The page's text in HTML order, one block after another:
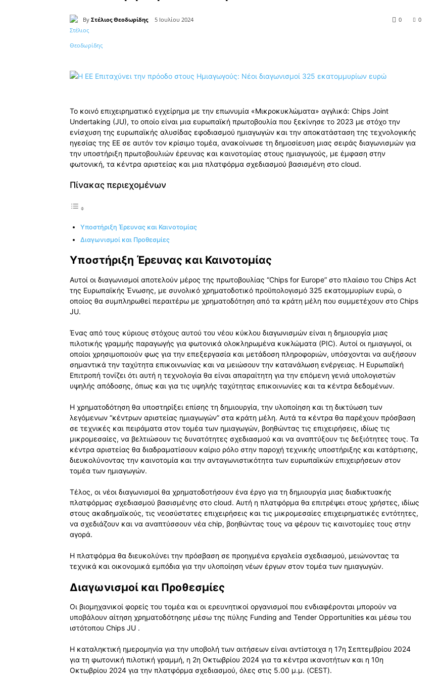
By Στέλιος Θεοδωρίδης 5 Ιουλίου 2024 0
0
Κοινοποίηση
Το κοινό επιχειρηματικό εγχείρημα με την επωνυμία «Μικροκυκλώματα» αγγλικά: Chips Joint
Undertaking (JU), το οποίο είναι μια ευρωπαϊκή πρωτοβουλία που ξεκίνησε το 2023 με στόχο την
ενίσχυση της ευρωπαϊκής αλυσίδας εφοδιασμού ημιαγωγών και την αποκατάσταση της τεχνολογικής
ηγεσίας της ΕΕ σε αυτόν τον κρίσιμο τομέα, ανακοίνωσε τη δημοσίευση μιας σειράς διαγωνισμών για
την υποστήριξη πρωτοβουλιών έρευνας και καινοτομίας στους ημιαγωγούς, με έμφαση στην
φωτονική, τα κέντρα αριστείας και μια πλατφόρμα σχεδιασμού βασισμένη στο cloud.
Πίνακας περιεχομένων
Υποστήριξη Έρευνας και Καινοτομίας
Διαγωνισμοί και Προθεσμίες
Υποστήριξη Έρευνας και Καινοτομίας
Αυτοί οι διαγωνισμοί αποτελούν μέρος της πρωτοβουλίας “Chips for Europe” στο πλαίσιο του Chips Act
της Ευρωπαϊκής Ένωσης, με συνολικό χρηματοδοτικό προϋπολογισμό 325 εκατομμυρίων ευρώ, ο
οποίος θα συμπληρωθεί περαιτέρω με χρηματοδότηση από τα κράτη μέλη που συμμετέχουν στο Chips
JU.
Ένας από τους κύριους στόχους αυτού του νέου κύκλου διαγωνισμών είναι η δημιουργία μιας
πιλοτικής γραμμής παραγωγής για φωτονικά ολοκληρωμένα κυκλώματα (PIC). Αυτοί οι ημιαγωγοί, οι
οποίοι χρησιμοποιούν φως για την επεξεργασία και μετάδοση πληροφοριών, υπόσχονται να αυξήσουν
σημαντικά την ταχύτητα επικοινωνίας και να μειώσουν την κατανάλωση ενέργειας. Η Ευρωπαϊκή
Επιτροπή τονίζει ότι αυτή η τεχνολογία θα είναι απαραίτητη για την επόμενη γενιά υπολογιστών
υψηλής απόδοσης, όπως και για τις υψηλής ταχύτητας επικοινωνίες και τα κέντρα δεδομένων.
Η χρηματοδότηση θα υποστηρίξει επίσης τη δημιουργία, την υλοποίηση και τη δικτύωση των
λεγόμενων “κέντρων αριστείας ημιαγωγών” στα κράτη μέλη. Αυτά τα κέντρα θα παρέχουν πρόσβαση
σε τεχνικές και πειράματα στον τομέα των ημιαγωγών, βοηθώντας τις επιχειρήσεις, ιδίως τις
μικρομεσαίες, να βελτιώσουν τις δυνατότητες σχεδιασμού και να αναπτύξουν τις δεξιότητες τους. Τα
κέντρα αριστείας θα διαδραματίσουν καίριο ρόλο στην παροχή τεχνικής υποστήριξης και κατάρτισης,
διευκολύνοντας την καινοτομία και την ανταγωνιστικότητα των ευρωπαϊκών επιχειρήσεων στον
τομέα των ημιαγωγών.
Τέλος, οι νέοι διαγωνισμοί θα χρηματοδοτήσουν ένα έργο για τη δημιουργία μιας διαδικτυακής
πλατφόρμας σχεδιασμού βασισμένης στο cloud. Αυτή η πλατφόρμα θα επιτρέψει στους χρήστες, ιδίως
στους ακαδημαϊκούς, τις νεοσύστατες επιχειρήσεις και τις μικρομεσαίες επιχειρηματικές εντότητες,
να σχεδιάζουν και να αναπτύσσουν νέα chip, βοηθώντας τους να φέρουν τις καινοτομίες τους στην
αγορά.
Η πλατφόρμα θα διευκολύνει την πρόσβαση σε προηγμένα εργαλεία σχεδιασμού, μειώνοντας τα
τεχνικά και οικονομικά εμπόδια για την υλοποίηση νέων έργων στον τομέα των ημιαγωγών.
Διαγωνισμοί και Προθεσμίες
Οι βιομηχανικοί φορείς του τομέα και οι ερευνητικοί οργανισμοί που ενδιαφέρονται μπορούν να
υποβάλουν αίτηση χρηματοδότησης μέσω της πύλης Funding and Tender Opportunities και μέσω του
ιστότοπου Chips JU .
Η καταληκτική ημερομηνία για την υποβολή των αιτήσεων είναι αντίστοιχα η 17η Σεπτεμβρίου 2024
για τη φωτονική πιλοτική γραμμή, η 2η Οκτωβρίου 2024 για τα κέντρα ικανοτήτων και η 10η
Οκτωβρίου 2024 για την πλατφόρμα σχεδιασμού, όλες στις 5.00 μ.μ. (CEST).